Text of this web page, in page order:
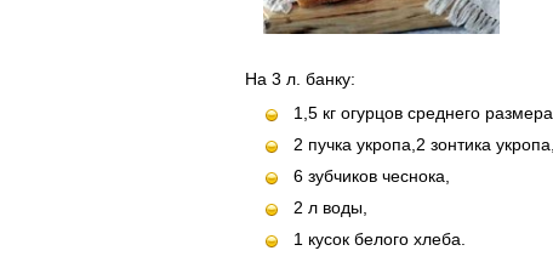
На 3 л. банку:
1,5 кг огурцов среднего размера,
2 пучка укропа,2 зонтика укропа,
6 зубчиков чеснока,
2 л воды,
1 кусок белого хлеба.